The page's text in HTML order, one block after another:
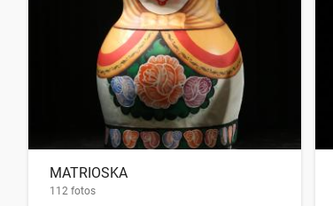
MATRIOSKA
112 fotos